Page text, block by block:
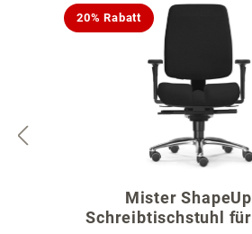
20% Rabatt
Mister
Schreibtischstuhl